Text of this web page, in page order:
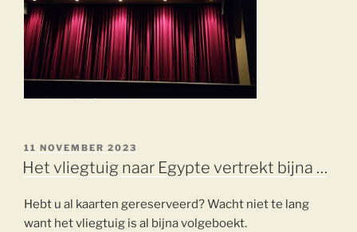
GEPLAATST
OP
11 NOVEMBER 2023
Het vliegtuig naar Egypte vertrekt bijna …
Hebt u al kaarten gereserveerd? Wacht niet te lang
want het vliegtuig is al bijna volgeboekt.